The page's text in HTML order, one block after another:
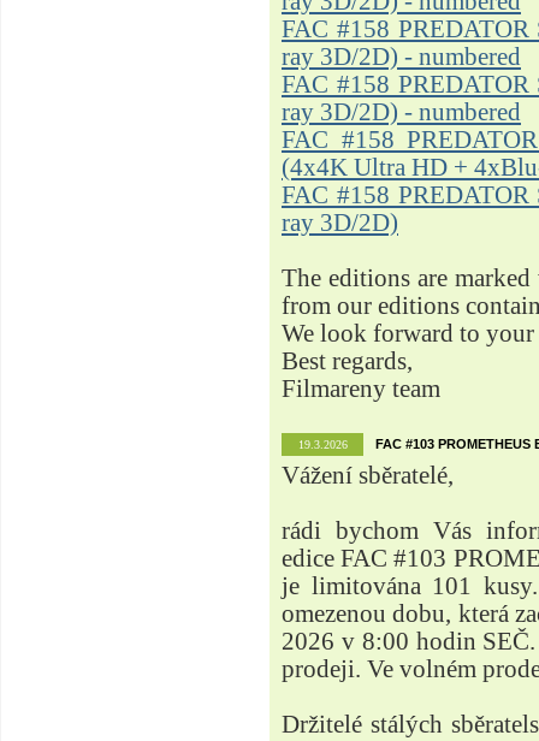
FAC #158
ray 3D/2D) - numbered
FAC #158
ray 3D/2D) - numbered
FAC #158
(4x4K Ultra HD +
FAC #158
ray 3D/2D)
The editions are
from our editions
We look forward to
Best regards,
Filmareny team
19.3.2026 FAC #103 PROMETHEUS
Vážení sběratelé,
rádi bychom Vás
edice FAC #103
je limitována 101
omezenou dobu, která
2026 v 8:00 hodin
prodeji. Ve volném
Držitelé stálých